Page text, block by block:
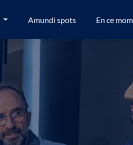
Amundi spots En ce